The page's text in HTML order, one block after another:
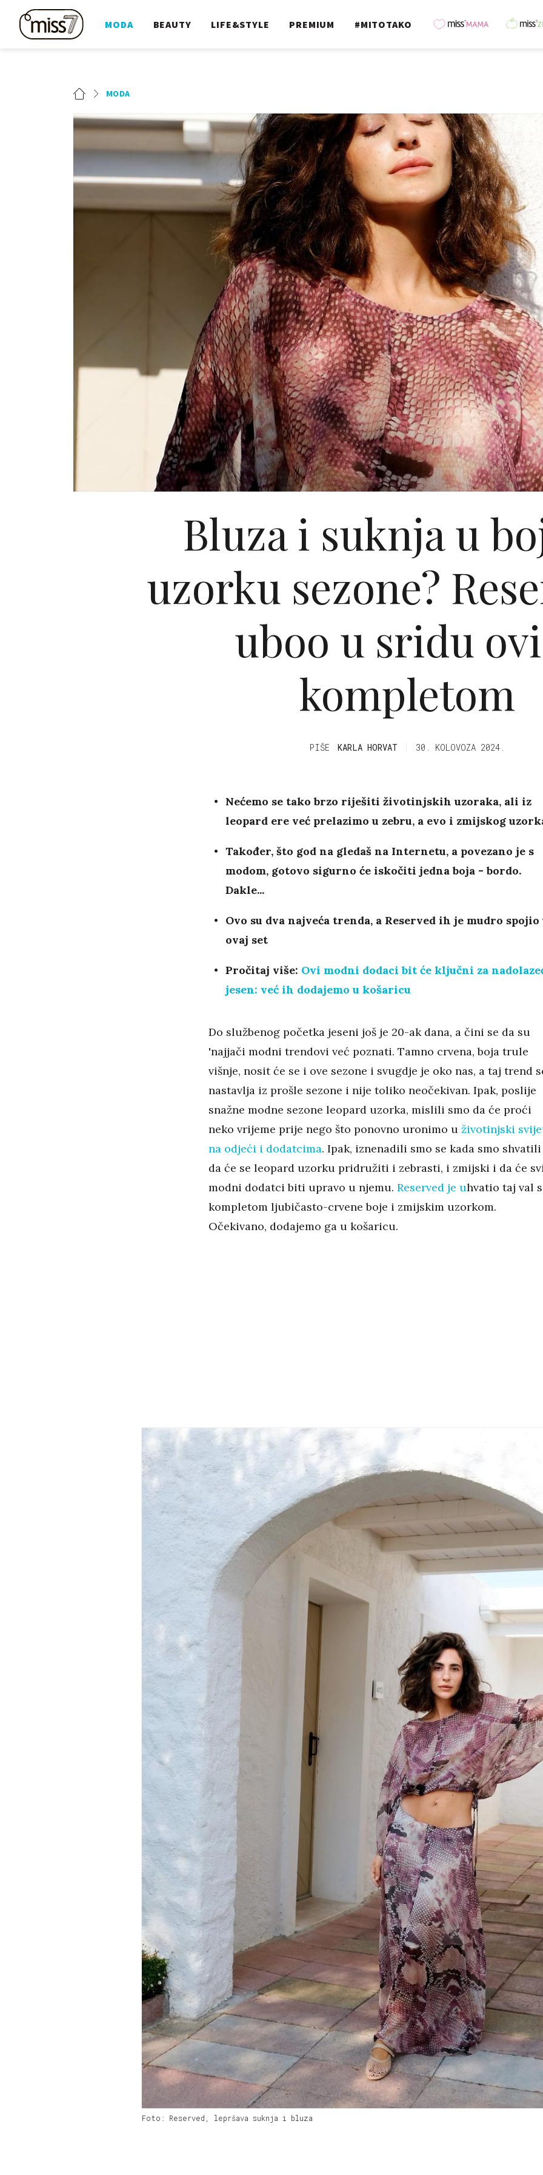
MODA BEAUTY LIFE&STYLE PREMIUM #MITOTAKO
MODA
Bluza i suknja u
uzorku sezone?
uboo u sridu
kompletom
PIŠE KARLA HORVAT 30. KOLOVOZA 2024.
Nećemo se tako brzo riješiti životinjskih uzoraka, ali iz
leopard ere već prelazimo u zebru, a evo i zmijskog
Također, što god na gledaš na Internetu, a povezano je s
modom, gotovo sigurno će iskočiti jedna boja - bordo.
Dakle...
Ovo su dva najveća trenda, a Reserved ih je mudro spojio
ovaj set
Pročitaj više: Ovi modni dodaci bit će ključni za
jesen: već ih dodajemo u košaricu
Do službenog početka jeseni još je 20-ak dana, a čini se da su
'najjači modni trendovi već poznati. Tamno crvena, boja trule
višnje, nosit će se i ove sezone i svugdje je oko nas, a taj trend
nastavlja iz prošle sezone i nije toliko neočekivan. Ipak, poslije
snažne modne sezone leopard uzorka, mislili smo da će proći
neko vrijeme prije nego što ponovno uronimo u životinjski
na odjeći i dodatcima. Ipak, iznenadili smo se kada smo shvatili
da će se leopard uzorku pridružiti i zebrasti, i zmijski i da će
modni dodatci biti upravo u njemu. Reserved je uhvatio taj val
kompletom ljubičasto-crvene boje i zmijskim uzorkom.
Očekivano, dodajemo ga u košaricu.
Foto: Reserved, lepršava suknja i bluza